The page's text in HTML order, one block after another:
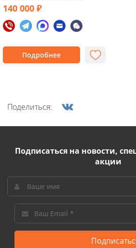
140 000 ₽
Подробнее
Поделиться:
Подписаться на новости,
акции